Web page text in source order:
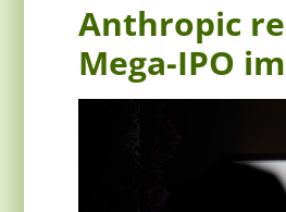
Anthropic
Mega-IPO